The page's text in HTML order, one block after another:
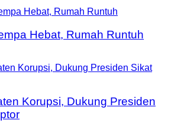
Hebat, Rumah Runtuh
Korupsi, Dukung Presiden